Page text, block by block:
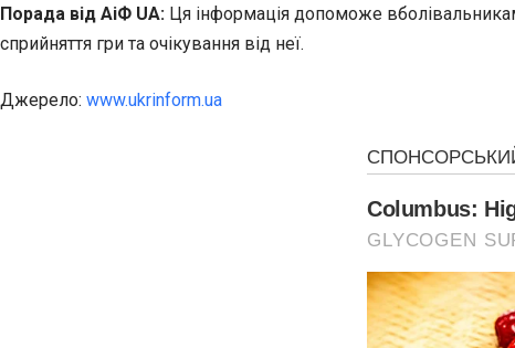
Порада від АіФ UA: Ця інформація допоможе
сприйняття гри та очікування від неї.
Джерело: www.ukrinform.ua